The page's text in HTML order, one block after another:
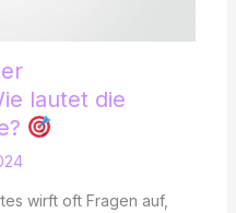
lautet die
wirft oft Fragen auf,